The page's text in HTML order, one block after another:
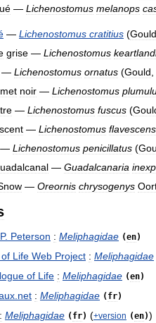
— Lichenostomus melanops
— Lichenostomus cratitius (Gould
grise — Lichenostomus
— Lichenostomus ornatus (Gould
noir — Lichenostomus
— Lichenostomus fuscus (
— Lichenostomus flavescens
— Lichenostomus penicillatus (
— Guadalcanaria
— Oreornis chrysogenys
P. Peterson : Meliphagidae (en)
of Life Web Project : Meliphagidae
of Life : Meliphagidae (en)
net : Meliphagidae ( fr)
: Meliphagidae ( fr) (+version (en))